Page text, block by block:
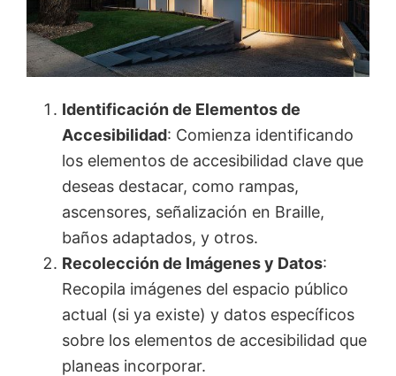
Identificación de Elementos de
Accesibilidad: Comienza identificando
los elementos de accesibilidad clave que
deseas destacar, como rampas,
ascensores, señalización en Braille,
baños adaptados, y otros.
Recolección de Imágenes y Datos:
Recopila imágenes del espacio público
actual (si ya existe) y datos específicos
sobre los elementos de accesibilidad que
planeas incorporar.